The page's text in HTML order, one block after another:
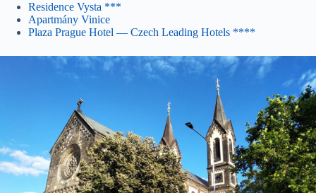
Residence Vysta ***
Apartmány Vinice
Plaza Prague Hotel — Czech Leading Hotels ****